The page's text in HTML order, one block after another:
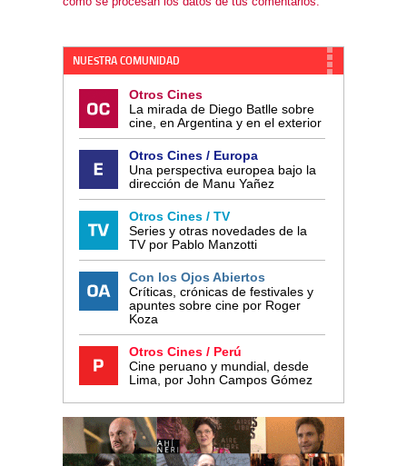
NUESTRA COMUNIDAD
Otros Cines
La mirada de Diego Batlle sobre
cine, en Argentina y en el exterior
Otros Cines / Europa
Una perspectiva europea bajo la
dirección de Manu Yañez
Otros Cines / TV
Series y otras novedades de la
TV por Pablo Manzotti
Con los Ojos Abiertos
Críticas, crónicas de festivales y
apuntes sobre cine por Roger
Koza
Otros Cines / Perú
Cine peruano y mundial, desde
Lima, por John Campos Gómez